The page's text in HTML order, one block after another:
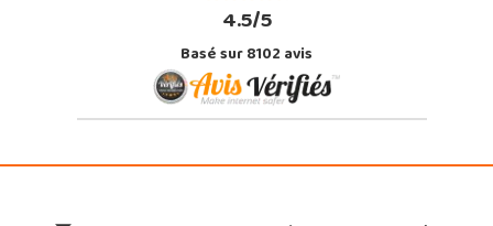
4.5/5
Basé sur 8102 avis